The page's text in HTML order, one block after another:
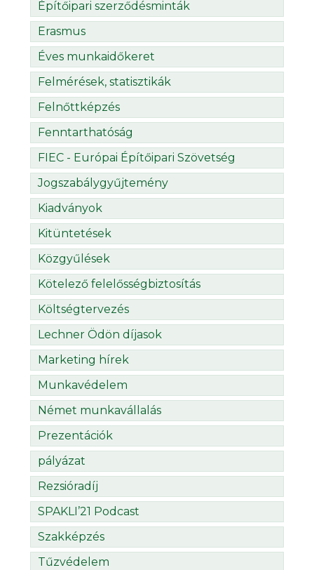
Építőipari szerződésminták
Erasmus
Éves munkaidőkeret
Felmérések, statisztikák
Felnőttképzés
Fenntarthatóság
FIEC - Európai Építőipari Szövetség
Jogszabálygyűjtemény
Kiadványok
Kitüntetések
Közgyűlések
Kötelező felelősségbiztosítás
Költségtervezés
Lechner Ödön díjasok
Marketing hírek
Munkavédelem
Német munkavállalás
Prezentációk
pályázat
Rezsióradíj
SPAKLI’21 Podcast
Szakképzés
Tűzvédelem